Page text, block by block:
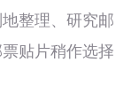
整理、研究邮
贴片稍作选择